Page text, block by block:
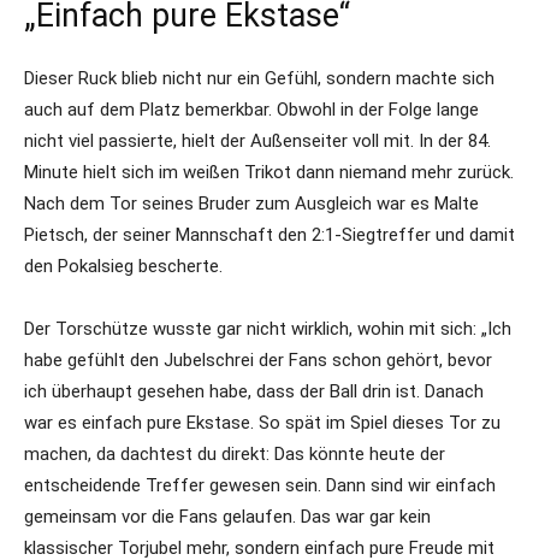
„Einfach pure Ekstase“
Dieser Ruck blieb nicht nur ein Gefühl, sondern machte sich
auch auf dem Platz bemerkbar. Obwohl in der Folge lange
nicht viel passierte, hielt der Außenseiter voll mit. In der 84.
Minute hielt sich im weißen Trikot dann niemand mehr zurück.
Nach dem Tor seines Bruder zum Ausgleich war es Malte
Pietsch, der seiner Mannschaft den 2:1-Siegtreffer und damit
den Pokalsieg bescherte.
Der Torschütze wusste gar nicht wirklich, wohin mit sich: „Ich
habe gefühlt den Jubelschrei der Fans schon gehört, bevor
ich überhaupt gesehen habe, dass der Ball drin ist. Danach
war es einfach pure Ekstase. So spät im Spiel dieses Tor zu
machen, da dachtest du direkt: Das könnte heute der
entscheidende Treffer gewesen sein. Dann sind wir einfach
gemeinsam vor die Fans gelaufen. Das war gar kein
klassischer Torjubel mehr, sondern einfach pure Freude mit